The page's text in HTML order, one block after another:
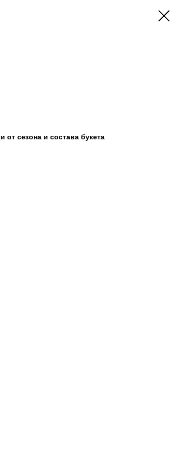
от сезона и состава букета